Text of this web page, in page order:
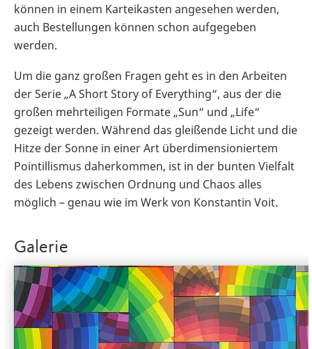
können in einem Karteikasten angesehen werden,
auch Bestellungen können schon aufgegeben
werden.
Um die ganz großen Fragen geht es in den Arbeiten
der Serie „A Short Story of Everything“, aus der die
großen mehrteiligen Formate „Sun“ und „Life“
gezeigt werden. Während das gleißende Licht und die
Hitze der Sonne in einer Art überdimensioniertem
Pointillismus daherkommen, ist in der bunten Vielfalt
des Lebens zwischen Ordnung und Chaos alles
möglich – genau wie im Werk von Konstantin Voit.
Galerie